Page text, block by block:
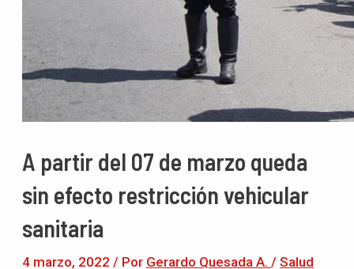
A partir del 07 de marzo queda
sin efecto restricción vehicular
sanitaria
4 marzo, 2022 / Por Gerardo Quesada A. / Salud